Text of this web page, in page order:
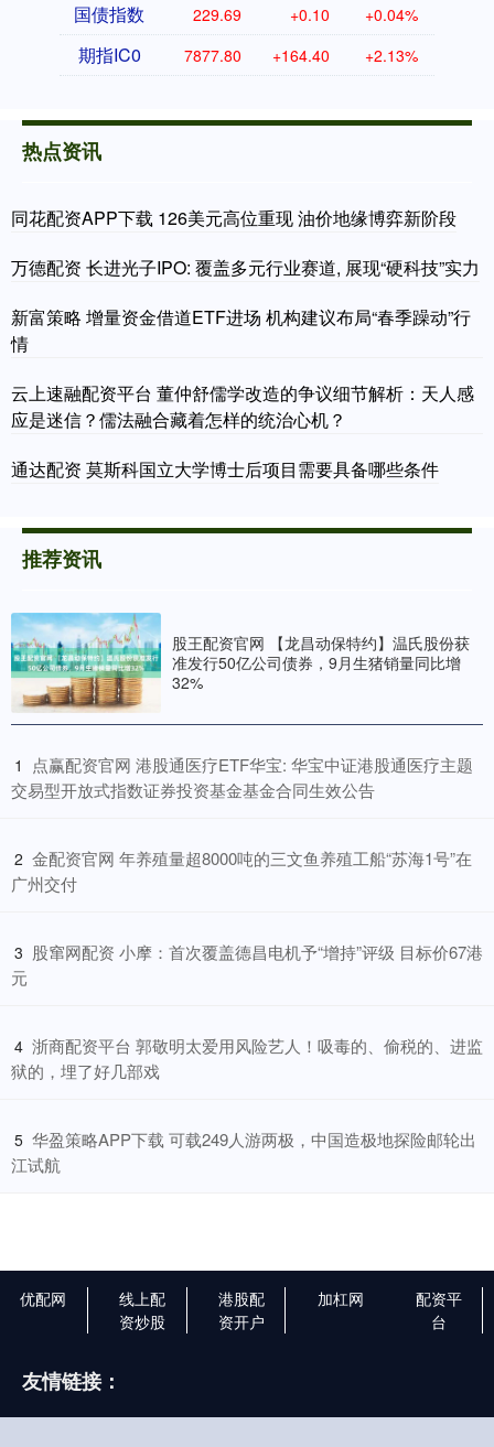
国债指数 229.69 +0.10 +0.04%
期指IC0 7877.80 +164.40 +2.13%
热点资讯
同花配资APP下载 126美元高位重现 油价地缘博弈新阶段
万德配资 长进光子IPO: 覆盖多元行业赛道, 展现“硬科技”实力
新富策略 增量资金借道ETF进场 机构建议布局“春季躁动”行
情
云上速融配资平台 董仲舒儒学改造的争议细节解析：天人感
应是迷信？儒法融合藏着怎样的统治心机？
通达配资 莫斯科国立大学博士后项目需要具备哪些条件
推荐资讯
股王配资官网 【龙昌动保特约】温氏股份获
准发行50亿公司债券，9月生猪销量同比增
32%
1
​点赢配资官网 港股通医疗ETF华宝: 华宝中证港股通医疗主题
交易型开放式指数证券投资基金基金合同生效公告
2 ​金配资官网 年养殖量超8000吨的三文鱼养殖工船“苏海1号”在
广州交付
3 ​股窜网配资 小摩：首次覆盖德昌电机予“增持”评级 目标价67港
元
4 ​浙商配资平台 郭敬明太爱用风险艺人！吸毒的、偷税的、进监
狱的，埋了好几部戏
5 ​华盈策略APP下载 可载249人游两极，中国造极地探险邮轮出
江试航
优配网
线上配
资炒股
港股配
资开户
加杠网
配资平
台
友情链接：